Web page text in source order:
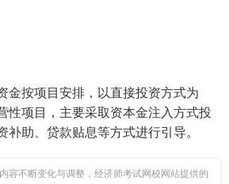
金按项目安排，以直接投资方式为
性项目，主要采取资本金注入方式投
补助、贷款贴息等方式进行引导。
容不断变化与调整，经济师考试网校网站提供的